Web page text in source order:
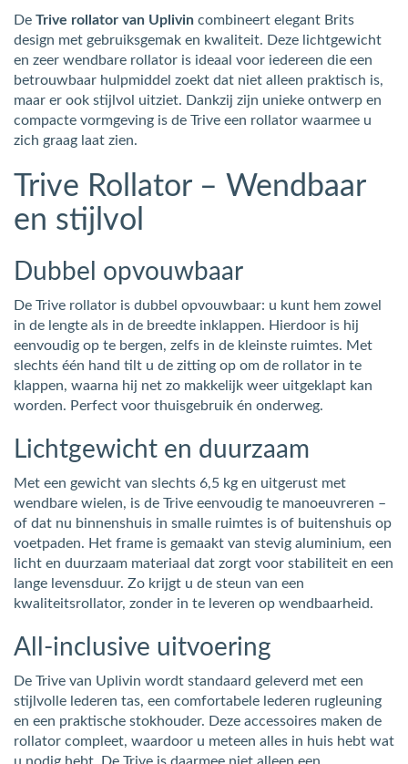
De Trive rollator van Uplivin combineert elegant Brits
design met gebruiksgemak en kwaliteit. Deze lichtgewicht
en zeer wendbare rollator is ideaal voor iedereen die een
betrouwbaar hulpmiddel zoekt dat niet alleen praktisch is,
maar er ook stijlvol uitziet. Dankzij zijn unieke ontwerp en
compacte vormgeving is de Trive een rollator waarmee u
zich graag laat zien.
Trive Rollator – Wendbaar
en stijlvol
Dubbel opvouwbaar
De Trive rollator is dubbel opvouwbaar: u kunt hem zowel
in de lengte als in de breedte inklappen. Hierdoor is hij
eenvoudig op te bergen, zelfs in de kleinste ruimtes. Met
slechts één hand tilt u de zitting op om de rollator in te
klappen, waarna hij net zo makkelijk weer uitgeklapt kan
worden. Perfect voor thuisgebruik én onderweg.
Lichtgewicht en duurzaam
Met een gewicht van slechts 6,5 kg en uitgerust met
wendbare wielen, is de Trive eenvoudig te manoeuvreren –
of dat nu binnenshuis in smalle ruimtes is of buitenshuis op
voetpaden. Het frame is gemaakt van stevig aluminium, een
licht en duurzaam materiaal dat zorgt voor stabiliteit en een
lange levensduur. Zo krijgt u de steun van een
kwaliteitsrollator, zonder in te leveren op wendbaarheid.
All-inclusive uitvoering
De Trive van Uplivin wordt standaard geleverd met een
stijlvolle lederen tas, een comfortabele lederen rugleuning
en een praktische stokhouder. Deze accessoires maken de
rollator compleet, waardoor u meteen alles in huis hebt wat